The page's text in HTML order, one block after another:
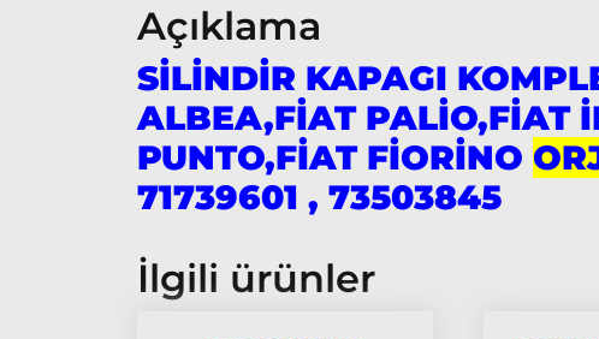
Açıklama
SİLİNDİR KAPAGI
ALBEA,FİAT PALİO,FİAT
PUNTO,FİAT FİORİNO
71739601 , 73503845
İlgili ürünler